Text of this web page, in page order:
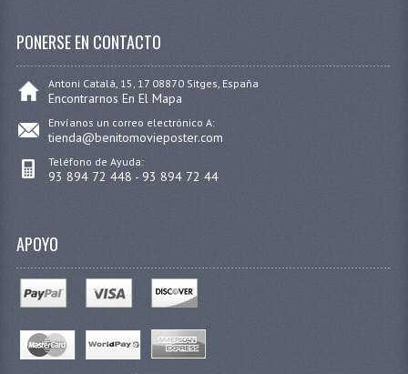
PONERSE EN CONTACTO
Antoni Catalá, 15, 17 08870 Sitges, España
Encontrarnos En El Mapa
Envíanos un correo electrónico A:
tienda@benitomovieposter.com
Teléfono de Ayuda:
93 894 72 448 - 93 894 72 44
APOYO